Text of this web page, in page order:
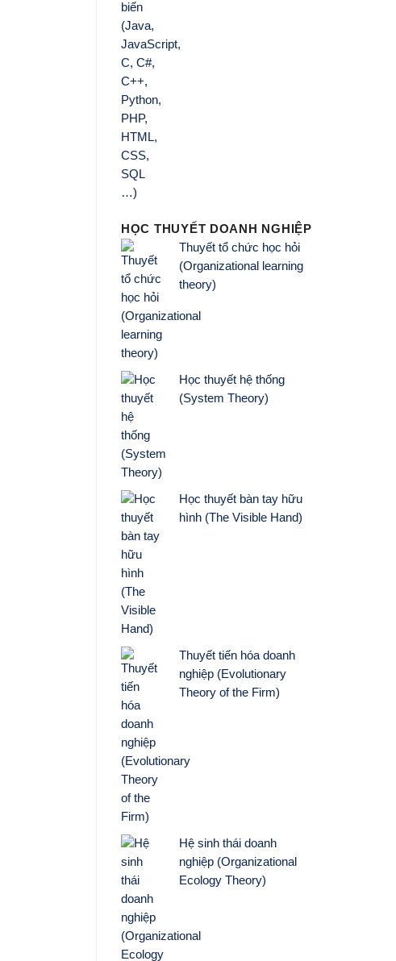
HỌC THUYẾT DOANH NGHIỆP
Thuyết tổ chức học hỏi
(Organizational learning
theory)
Học thuyết hệ thống
(System Theory)
Học thuyết bàn tay hữu
hình (The Visible Hand)
Thuyết tiến hóa doanh
nghiệp (Evolutionary
Theory of the Firm)
Hệ sinh thái doanh
nghiệp (Organizational
Ecology Theory)